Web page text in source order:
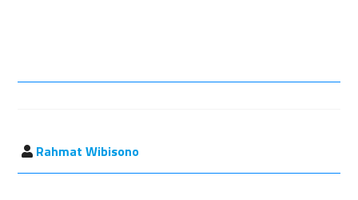
Rahmat Wibisono